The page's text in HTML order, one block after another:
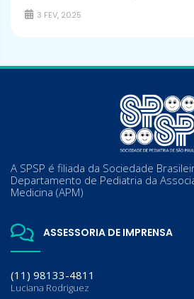
3 FEV, 2025
A SPSP é filiada da Sociedade
Departamento de Pediatria da
Medicina (APM)
ASSESSORIA DE IMPRENSA
(11) 98133-4811
Luciana Rodriguez